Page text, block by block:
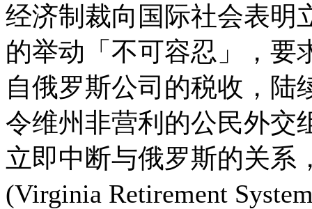
经济制裁向国际社会表明
的举动「不可容忍」，要
自俄罗斯公司的税收，陆
令维州非营利的公民外交
立即中断与俄罗斯的关系
(Virginia Retirement